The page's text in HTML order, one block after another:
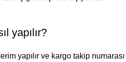
yapılır?
yapılır ve kargo takip numarası